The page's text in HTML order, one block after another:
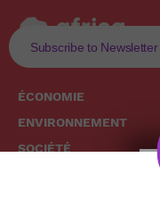
Subscribe to Newsletter
ÉCONOMIE
ENVIRONNEMENT
SOCIÉTÉ